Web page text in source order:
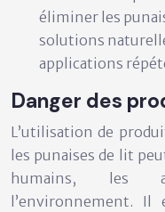
éliminer les
solutions
applications
Danger des
L’utilisation de
les punaises de lit
humains, les
l’environnement.